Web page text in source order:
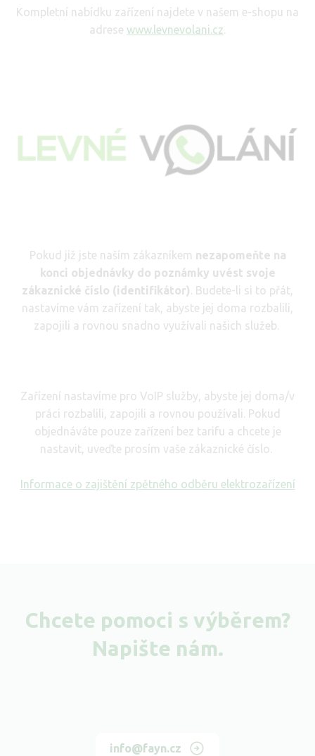
Kompletní nabídku zařízení najdete v našem e-shopu na
adrese www.levnevolani.cz.
Pokud již jste naším zákazníkem nezapomeňte na
konci objednávky do poznámky uvést svoje
zákaznické číslo (identifikátor). Budete-li si to přát,
nastavíme vám zařízení tak, abyste jej doma rozbalili,
zapojili a rovnou snadno využívali našich služeb.
Zařízení nastavíme pro VoIP služby, abyste jej doma/v
práci rozbalili, zapojili a rovnou používali. Pokud
objednáváte pouze zařízení bez tarifu a chcete je
nastavit, uveďte prosím vaše zákaznické číslo.
Informace o zajištění zpětného odběru elektrozařízení
Chcete pomoci s výběrem?
Napište nám.
info@fayn.cz